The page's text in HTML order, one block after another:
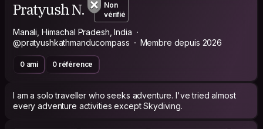
Pratyush N.
Non
vérifié
Manali, Himachal Pradesh, India
@pratyushkathmanducompass
Membre depuis 2026
0 ami 0 référence
I am a solo traveller who seeks adventure. I've tried almost
every adventure activities except Skydiving.